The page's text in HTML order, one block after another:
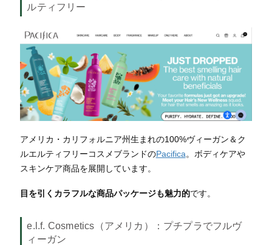
ルティフリー
アメリカ・カリフォルニア州生まれの100%ヴィーガン＆ク
ルエルティフリーコスメブランドのPacifica。 ボディケアや
スキンケア商品を展開しています。
目を引くカラフルな商品パッケージも魅力的です。
e.l.f. Cosmetics（アメリカ）
：プチプラでフルヴ
ィーガン